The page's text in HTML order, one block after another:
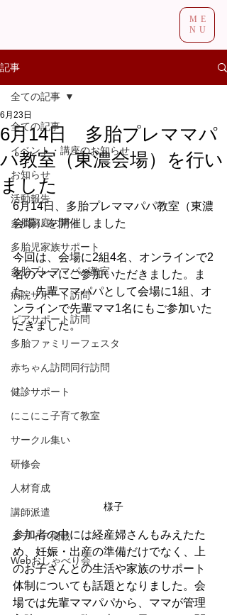
ME
NU
記事
全ての記事
イベント・講座のお知らせ
お知らせ
活動報告
多胎家庭の声
多胎児家族サポート
多胎プレママパパ教室
病院サポート訪問
ピアサポート訪問
多胎ファミリーフェスタ
赤ちゃん訪問同行訪問
健診サポート
にこにこ子育て教室
サークル集い
研修会
人材育成
講師派遣
メディア掲載
Webおしゃべり会
全ての記事
6月14日 多胎プレママパ
パ教室（東濃会場）を行い
ました
6月23日
6月14日、多胎プレママパパ教室（東濃
会場）を開催しました
今回は、会場に2組4名、オンラインで2
名のママにご参加いただきました。ま
た、先輩ママパパとして会場に1組、オ
ンラインで先輩ママ1名にもご参加いた
だきました。
様子
参加者の中には経産婦さんもみえたた
め、妊娠・出産の準備だけでなく、上
のお子さんとの生活や家族のサポート
体制についても話題となりました。会
場では先輩ママパパから、ママが管理